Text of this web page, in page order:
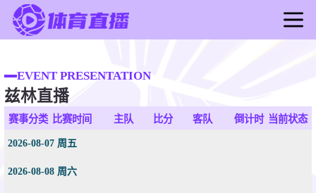
足球直播
篮球直播
足球录像
篮球新闻
EVENT PRESENTATION
兹林直播
赛事分类 比赛时间 主队 比分 客队 倒计时 当前状态
2026-08-07 周五
2026-08-08 周六